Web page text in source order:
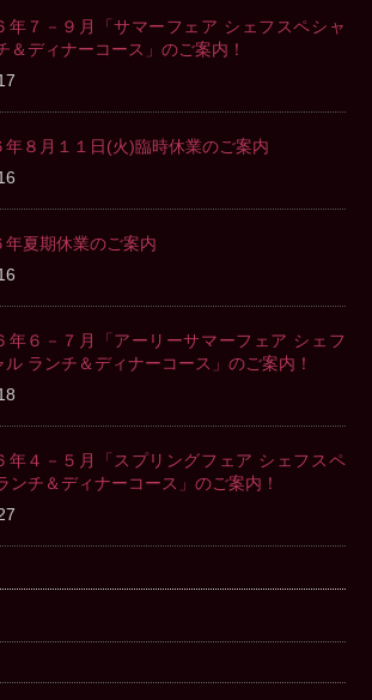
年７－９月「サマーフェア シェフスペシャ
＆ディナーコース」のご案内！
年８月１１日(火)臨時休業のご案内
年夏期休業のご案内
年６－７月「アーリーサマーフェア シェフ
ル ランチ＆ディナーコース」のご案内！
年４－５月「スプリングフェア シェフスペ
ンチ＆ディナーコース」のご案内！